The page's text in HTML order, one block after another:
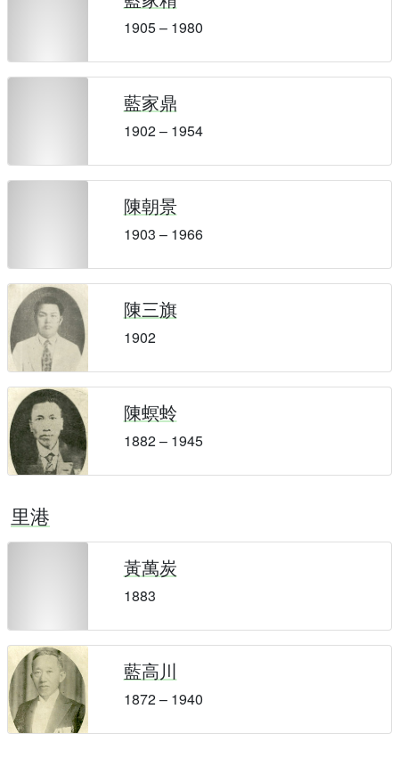
1905 – 1980
藍家鼎
1902 – 1954
陳朝景
1903 – 1966
陳三旗
1902
陳螟蛉
1882 – 1945
里港
黃萬炭
1883
藍高川
1872 – 1940